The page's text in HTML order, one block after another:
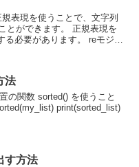
表現を使うことで、文字列
とができます。 正規表現を
必要があります。 reモジュ
法
の関数 sorted() を使うこと
print(sorted_list)
す方法